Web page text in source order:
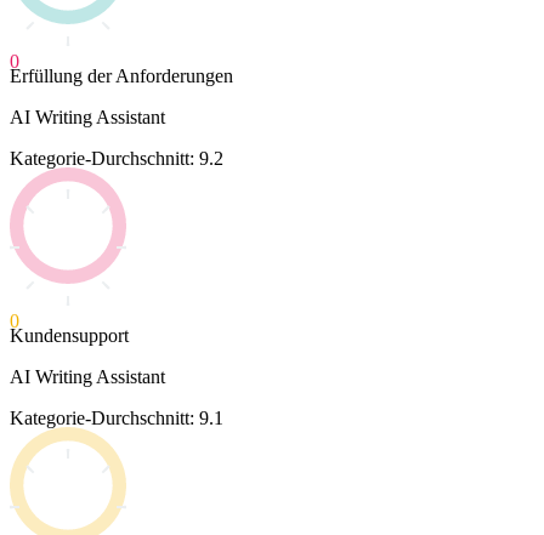
0
Erfüllung der Anforderungen
AI Writing Assistant
Kategorie-Durchschnitt: 9.2
0
Kundensupport
AI Writing Assistant
Kategorie-Durchschnitt: 9.1